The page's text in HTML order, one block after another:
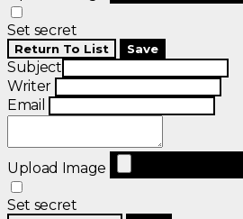
Set secret
Return To List Save
Subject
Writer
Email
Upload Image
Set secret